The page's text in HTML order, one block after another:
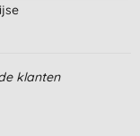
klanten